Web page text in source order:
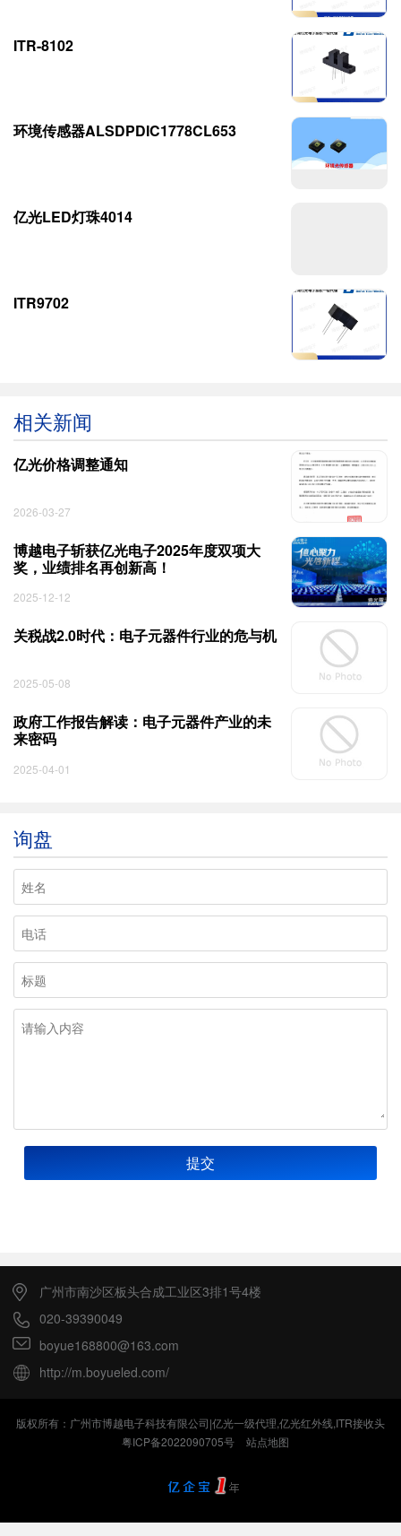
ITR-8102
环境传感器ALSDPDIC1778CL653
亿光LED灯珠4014
ITR9702
相关新闻
亿光价格调整通知
2026-03-27
博越电子斩获亿光电子2025年度双项大
奖，业绩排名再创新高！
2025-12-12
关税战2.0时代：电子元器件行业的危与机
2025-05-08
政府工作报告解读：电子元器件产业的未
来密码
2025-04-01
询盘
提交
广州市南沙区板头合成工业区3排1号4楼
020-39390049
boyue168800@163.com
http://m.boyueled.com/
版权所有：广州市博越电子科技有限公司|亿光一级代理,亿光红外线,ITR接收头
粤ICP备2022090705号
站点地图